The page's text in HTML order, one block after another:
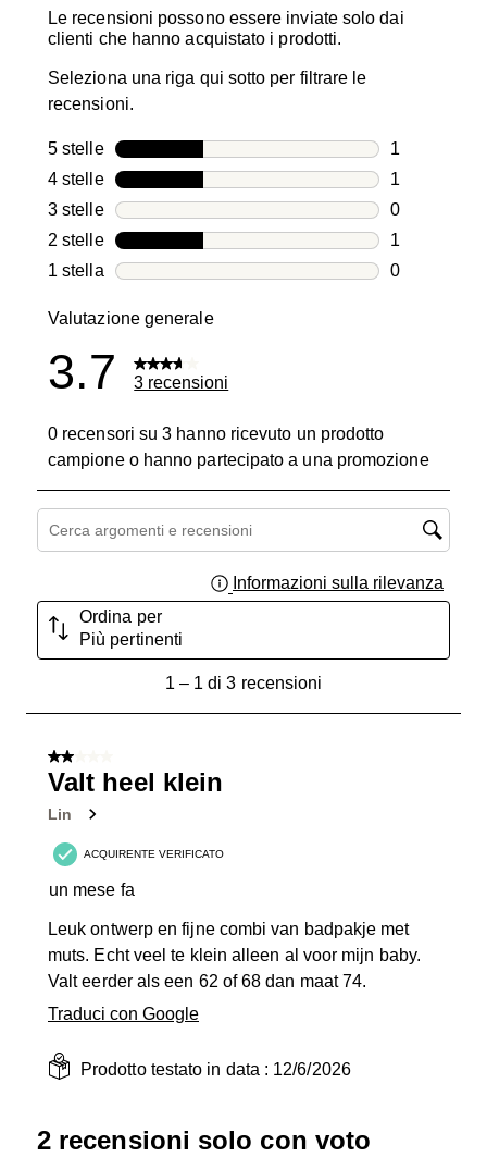
Le recensioni possono essere inviate solo dai
clienti che hanno acquistato i prodotti.
Seleziona una riga qui sotto per filtrare le
recensioni.
5 stellestelle
1
1
4 stellestelle
1
1
3 stellestelle
0
0
2 stellestelle
1
1
1 stellastelle
0
Valutazione generale
3.7 3 recensioni
0 recensori su 3 hanno ricevuto un prodotto
campione o hanno partecipato a una promozione
Cerca argomenti e ricerca delle recensioni
Informazioni sulla rilevanza
Ordina per
Più pertinenti
recensioni.
1– 1 di 3 recensioni
2 su 5 stelle.
Valt heel klein
Lin
ACQUIRENTE VERIFICATO
un mese fa
Leuk ontwerp en fijne combi van badpakje met
muts. Echt veel te klein alleen al voor mijn baby.
Valt eerder als een 62 of 68 dan maat 74.
Traduci con Google
Prodotto testato in data : 12/6/2026
2 recensioni solo con voto